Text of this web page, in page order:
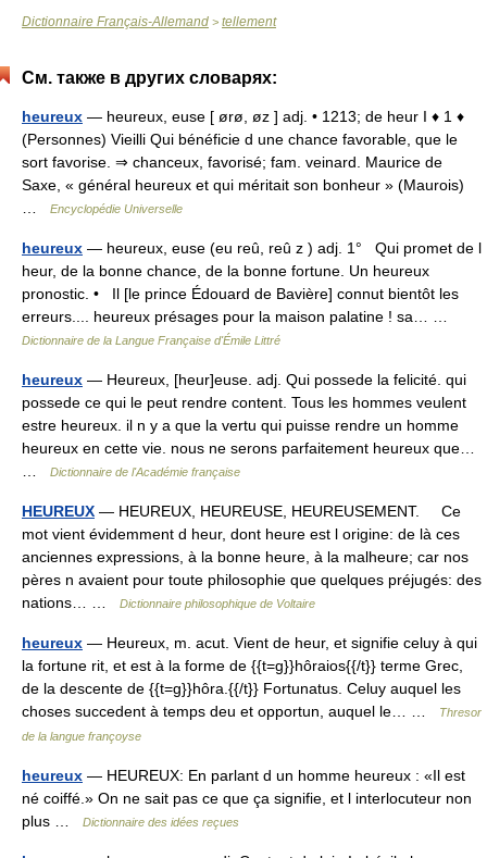
Dictionnaire Français-Allemand > tellement
См. также в других словарях:
heureux — heureux, euse [ ørø, øz ] adj. • 1213; de heur I ♦ 1 ♦
(Personnes) Vieilli Qui bénéficie d une chance favorable, que le
sort favorise. ⇒ chanceux, favorisé; fam. veinard. Maurice de
Saxe, « général heureux et qui méritait son bonheur » (Maurois)
Encyclopédie Universelle
heureux — heureux, euse (eu reû, reû z ) adj. 1° Qui promet de l
heur, de la bonne chance, de la bonne fortune. Un heureux
pronostic. • Il [le prince Édouard de Bavière] connut bientôt les
erreurs.... heureux présages pour la maison palatine ! sa… …
Dictionnaire de la Langue Française d'Émile Littré
heureux — Heureux, [heur]euse. adj. Qui possede la felicité. qui
possede ce qui le peut rendre content. Tous les hommes veulent
estre heureux. il n y a que la vertu qui puisse rendre un homme
heureux en cette vie. nous ne serons parfaitement heureux que…
Dictionnaire de l'Académie française
HEUREUX — HEUREUX, HEUREUSE, HEUREUSEMENT. Ce
mot vient évidemment d heur, dont heure est l origine: de là ces
anciennes expressions, à la bonne heure, à la malheure; car nos
pères n avaient pour toute philosophie que quelques préjugés: des
nations… …
Dictionnaire philosophique de Voltaire
heureux — Heureux, m. acut. Vient de heur, et signifie celuy à qui
la fortune rit, et est à la forme de {{t=g}}hôraios{{/t}} terme Grec,
de la descente de {{t=g}}hôra.{{/t}} Fortunatus. Celuy auquel les
choses succedent à temps deu et opportun, auquel le… …
Thresor
de la langue françoyse
heureux — HEUREUX: En parlant d un homme heureux : «Il est
né coiffé.» On ne sait pas ce que ça signifie, et l interlocuteur non
plus …
Dictionnaire des idées reçues